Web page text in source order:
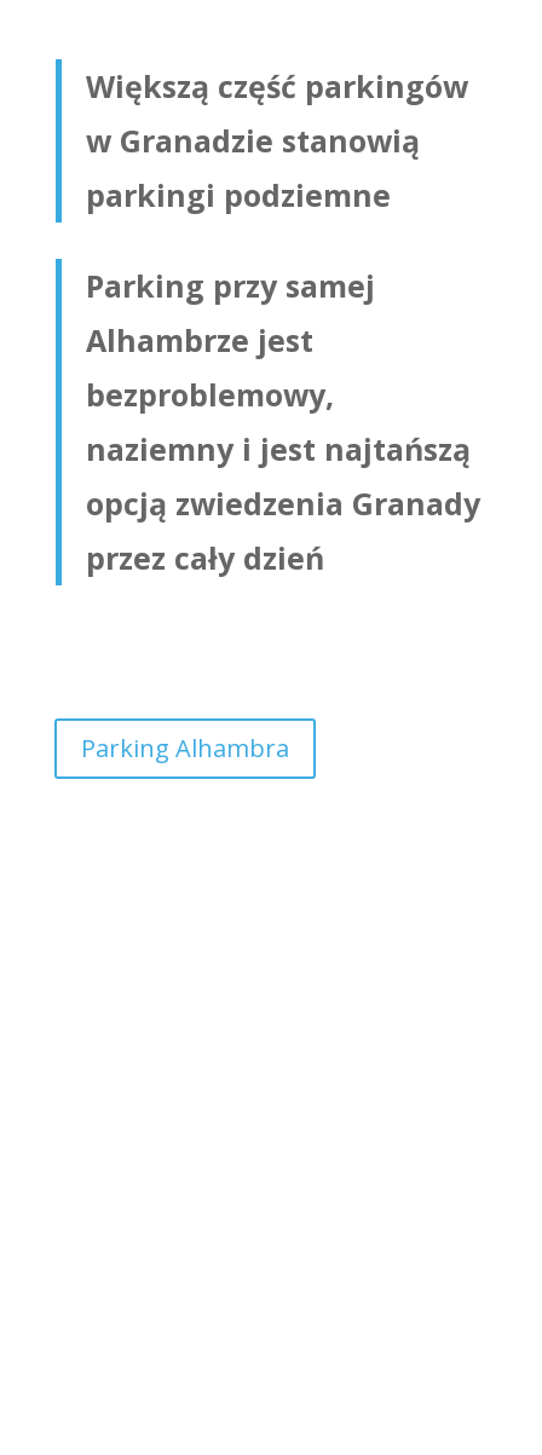
Większą część parkingów
w Granadzie stanowią
parkingi podziemne
Parking przy samej
Alhambrze jest
bezproblemowy,
naziemny i jest najtańszą
opcją zwiedzenia Granady
przez cały dzień
Parking Alhambra